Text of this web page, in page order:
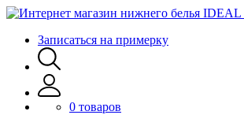
Записаться на примерку
0 товаров